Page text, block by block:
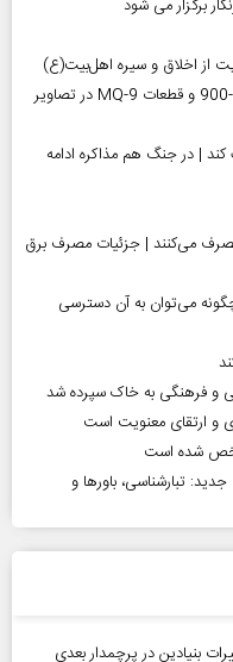
برگزار می شود
قاب تازه از شکار پهپادها؛ MQ-1C، هرمس-900 و قطعات MQ-9 در تصاویر
| در جنگ هم مذاکره ادامه
خانگی را مصرف می‌کنند | جزئیات مصرف برق
می‌توان به آن دسترسی
و فرهنگی به خاک سپرده شد
و ارتقای معنویت است
شده است
تبارشناسی، باور‌ها و
تغییرات بنیادین در پرچمدار بعدی